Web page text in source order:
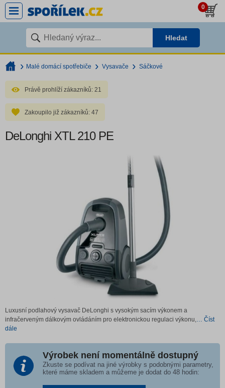
0
Hledat
Malé domácí spotřebiče Vysavače Sáčkové
Právě prohlíží zákazníků: 21
Zakoupilo již zákazníků: 47
DeLonghi XTL 210 PE
Luxusní podlahový vysavač DeLonghi s vysokým sacím výkonem a
infračerveným dálkovým ovládáním pro elektronickou regulaci výkonu,… Číst
dále
Výrobek není momentálně dostupný
Zkuste se podívat na jiné výrobky s podobnými parametry,
které máme skladem a můžeme je dodat do 48 hodin: